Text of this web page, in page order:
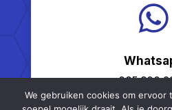

085 800
We gebruiken cookies om